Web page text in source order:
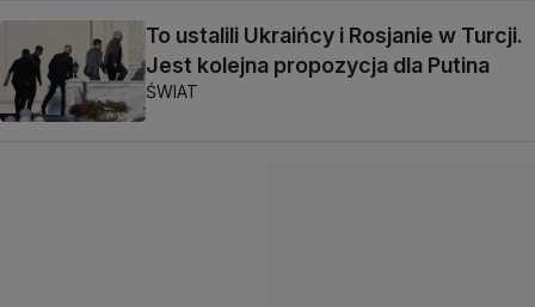
To ustalili Ukraińcy i Rosjanie w Turcji.
Jest kolejna propozycja dla Putina
ŚWIAT